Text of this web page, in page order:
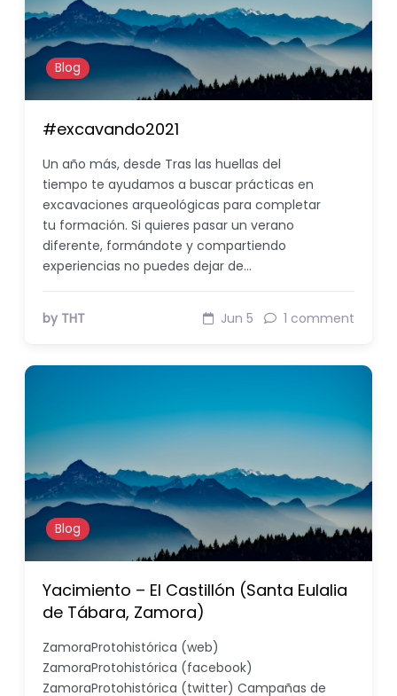
Blog
#excavando2021
Un año más, desde Tras las huellas del
tiempo te ayudamos a buscar prácticas en
excavaciones arqueológicas para completar
tu formación. Si quieres pasar un verano
diferente, formándote y compartiendo
experiencias no puedes dejar de…
by THT Jun 5 1 comment
Blog
Yacimiento – El Castillón (Santa Eulalia
de Tábara, Zamora)
ZamoraProtohistórica (web)
ZamoraProtohistórica (facebook)
ZamoraProtohistórica (twitter) Campañas de